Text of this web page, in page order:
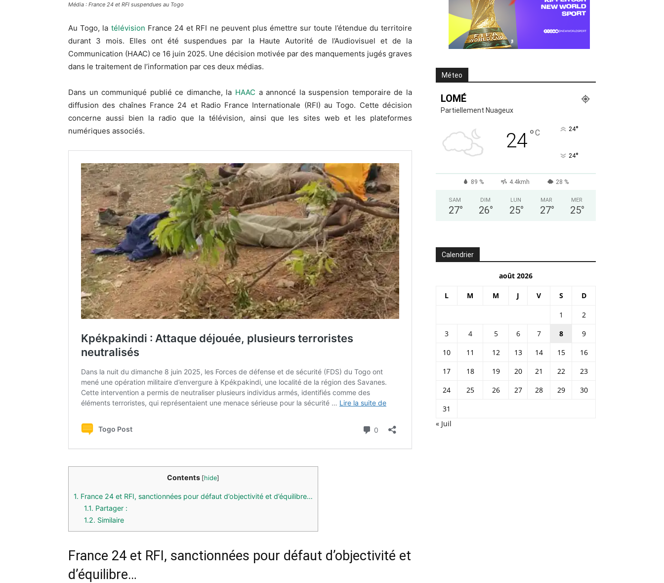
Média : France 24 et RFI suspendues au Togo
Au Togo, la télévision France 24 et RFI ne peuvent plus émettre sur toute l’étendue du territoire
durant 3 mois. Elles ont été suspendues par la Haute Autorité de l’Audiovisuel et de la
Communication (HAAC) ce 16 juin 2025. Une décision motivée par des manquements jugés graves
dans le traitement de l’information par ces deux médias.
Dans un communiqué publié ce dimanche, la HAAC a annoncé la suspension temporaire de la
diffusion des chaînes France 24 et Radio France Internationale (RFI) au Togo. Cette décision
concerne aussi bien la radio que la télévision, ainsi que les sites web et les plateformes
numériques associés.
Contents [hide]
1. France 24 et RFI, sanctionnées pour défaut d’objectivité et d’équilibre…
1.1. Partager :
1.2. Similaire
France 24 et RFI, sanctionnées pour défaut d’objectivité et
d’équilibre…
Méteo
LOMÉ
Partiellement Nuageux
24°C 24°
24°
89 % 4.4kmh 28 %
SAM
27°
DIM
26°
LUN
25°
MAR
27°
MER
25°
Calendrier
août 2026
L M M J V S D
1
2
3
4 5 6 7 8
9
10
11 12 13 14 15
16
17
18 19 20 21 22
23
24
25 26 27 28 29
30
31
« Juil